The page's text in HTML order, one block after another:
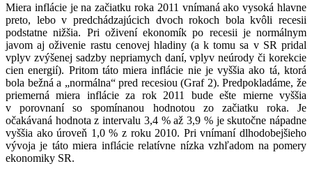
Miera inflácie je na začiatku roka 2011 vnímaná ako vysoká hlavne
preto, lebo v predchádzajúcich dvoch rokoch bola kvôli recesii
podstatne nižšia. Pri oživení ekonomík po recesii je normálnym
javom aj oživenie rastu cenovej hladiny (a k tomu sa v SR pridal
vplyv zvýšenej sadzby nepriamych daní, vplyv neúrody či korekcie
cien energií). Pritom táto miera inflácie nie je vyššia ako tá, ktorá
bola bežná a „normálna“ pred recesiou (Graf 2). Predpokladáme, že
priemerná miera inflácie za rok 2011 bude ešte mierne vyššia
v porovnaní so spomínanou hodnotou zo začiatku roka. Je
očakávaná hodnota z intervalu 3,4 % až 3,9 % je skutočne nápadne
vyššia ako úroveň 1,0 % z roku 2010. Pri vnímaní dlhodobejšieho
vývoja je táto miera inflácie relatívne nízka vzhľadom na pomery
ekonomiky SR.